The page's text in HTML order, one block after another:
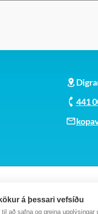
á þessari vefsíðu
að safna og greina
441